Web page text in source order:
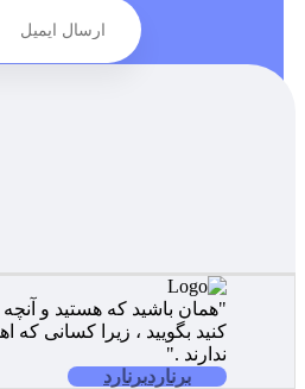
"همان باشید که هستید و
کنید بگویید ، زیرا کسانی که
ندارند ."
برناردبرنارد